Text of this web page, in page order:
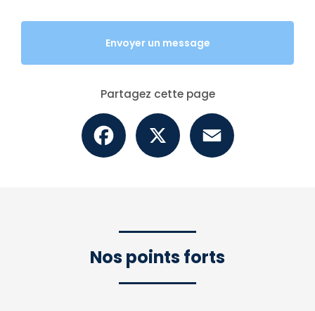
Envoyer un message
Partagez cette page
Facebook
Nos points forts